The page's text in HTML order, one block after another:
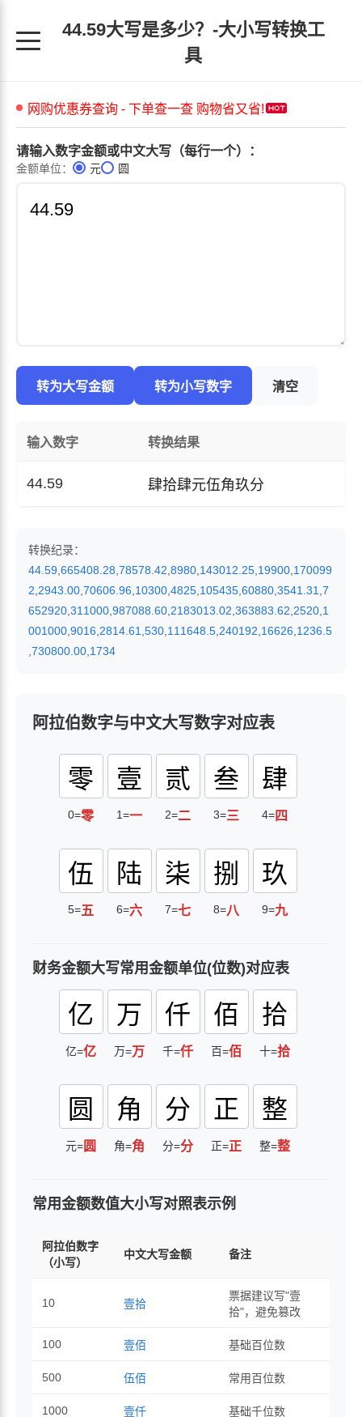
44.59大写是多少？-大小写转换工
具
请输入数字金额或中文大写（每行一个）：
金额单位： 元 圆
转为大写金额 转为小写数字 清空
输入数字 转换结果
44.59 肆拾肆元伍角玖分
转换纪录：
44.59 665408.28 78578.42 8980 143012.25 19900 170099
2 2943.00 70606.96 10300 4825 105435 60880 3541.31 7
652920 311000 987088.60 2183013.02 363883.62 2520 1
001000 9016 2814.61 530 111648.5 240192 16626 1236.5
730800.00 1734
阿拉伯数字与中文大写数字对应表
零
0=零
壹
1=一
贰
2=二
叁
3=三
肆
4=四
伍
5=五
陆
6=六
柒
7=七
捌
8=八
玖
9=九
财务金额大写常用金额单位(位数)对应表
亿
亿=亿
万
万=万
仟
千=仟
佰
百=佰
拾
十=拾
圆
元=圆
角
角=角
分
分=分
正
正=正
整
整=整
常用金额数值大小写对照表示例
阿拉伯数字
（小写）
中文大写金额 备注
10 壹拾
票据建议写"壹
拾"，避免篡改
100 壹佰 基础百位数
500 伍佰 常用百位数
1000 壹仟 基础千位数